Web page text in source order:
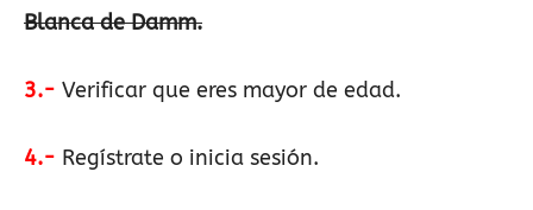
Blanca de Damm.
3.- Verificar que eres mayor de edad.
4.- Regístrate o inicia sesión.